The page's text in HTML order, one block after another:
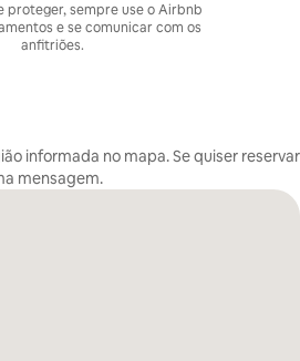
proteger, sempre use o Airbnb
e se comunicar com os
anfitriões.
informada no mapa. Se quiser reservar
mensagem.